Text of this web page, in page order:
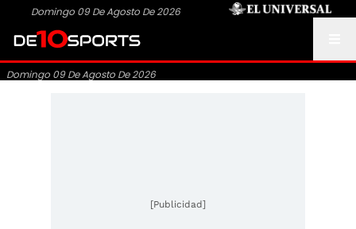
Domingo 09 De Agosto De 2026
Domingo 09 De Agosto De 2026
[Publicidad]